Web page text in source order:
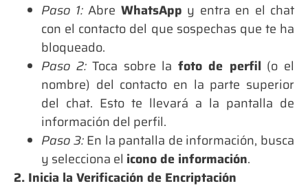
Paso 1:Abre WhatsApp y entra en el chat
con el contacto del que sospechas que te ha
bloqueado.
Paso 2:Toca sobre la foto de perfil (o el
nombre) del contacto en la parte superior
del chat. Esto te llevará a la pantalla de
información del perfil.
Paso 3:En la pantalla de información, busca
y selecciona el icono de información.
2. Inicia la Verificación de Encriptación